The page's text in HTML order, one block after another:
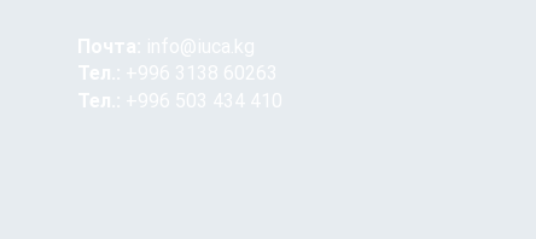
Почта: info@iuca.kg
Тел.:
+996 3138 60263
Тел.:
+996 503 434 410